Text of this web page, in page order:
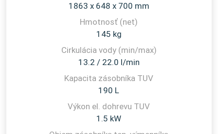
1863 x 648 x 700 mm
145 kg
13.2 / 22.0 l/min
190 L
1.5 kW